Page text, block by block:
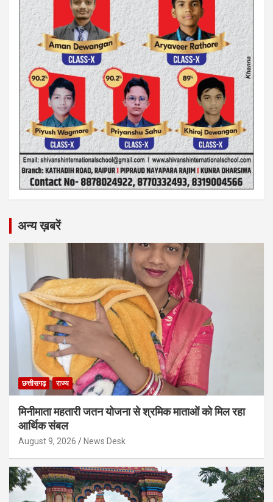
अन्य ख़बरें
छत्तीसगढ़ राज्य
मिनीमाता महतारी जतन योजना से श्रमिक माताओं को मिल रहा
आर्थिक संबल
August 9, 2026 News Desk